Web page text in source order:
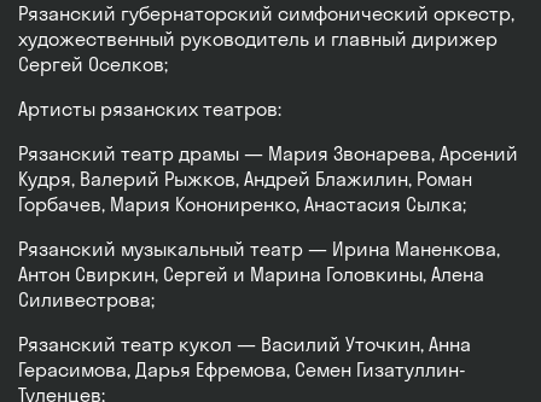
Рязанский губернаторский симфонический оркестр,
художественный руководитель и главный дирижер
Сергей Оселков;
Артисты рязанских театров:
Рязанский театр драмы — Мария Звонарева, Арсений
Кудря, Валерий Рыжков, Андрей Блажилин, Роман
Горбачев, Мария Конониренко, Анастасия Сылка;
Рязанский музыкальный театр — Ирина Маненкова,
Антон Свиркин, Сергей и Марина Головкины, Алена
Силивестрова;
Рязанский театр кукол — Василий Уточкин, Анна
Герасимова, Дарья Ефремова, Семен Гизатуллин-
Туленцев;